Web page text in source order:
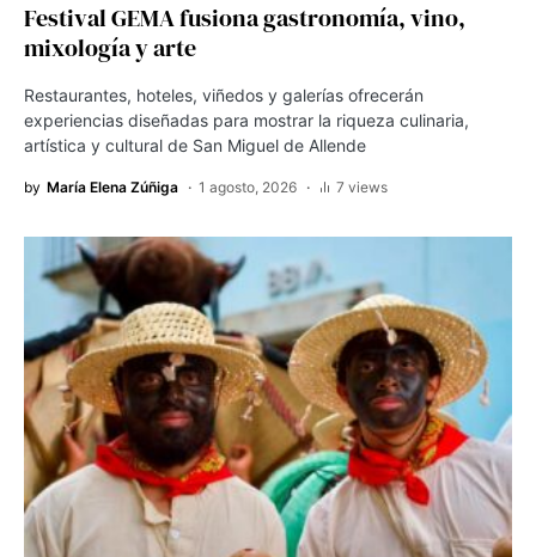
Festival GEMA fusiona gastronomía, vino,
mixología y arte
Restaurantes, hoteles, viñedos y galerías ofrecerán
experiencias diseñadas para mostrar la riqueza culinaria,
artística y cultural de San Miguel de Allende
by María Elena Zúñiga 1 agosto, 2026 7 views